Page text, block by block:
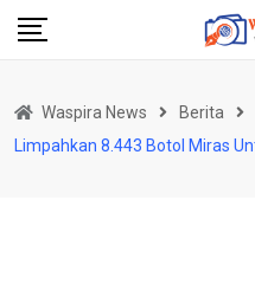
Skip
Waspira News Berita
Limpahkan 8.443 Botol Miras